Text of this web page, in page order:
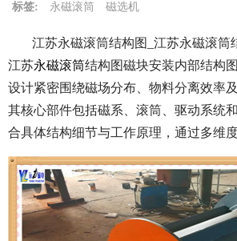
标签: 永磁滚筒 磁选机
江苏永磁滚筒结构图_江苏永磁滚筒
江苏永磁滚筒结构图磁块安装内部结构
设计紧密围绕磁场分布、物料分离效率
其核心部件包括磁系、滚筒、驱动系统
合具体结构细节与工作原理，通过多维